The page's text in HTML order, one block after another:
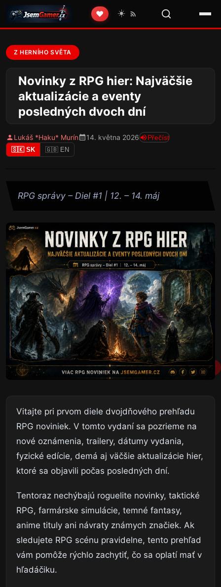
❤️ ☀️
Z HERNÍHO SVĚTA
Novinky z RPG hier: Najväčšie
aktualizácie a eventy
posledných dvoch dní
Lukáš *Haku* Murín 14. května 2026 Přečíst
🇸🇰 SK 🇬🇧 EN
RPG správy – Diel #1 | 12. – 14. máj
Vitajte pri prvom diele dvojdňového prehľadu
RPG noviniek. V tomto vydaní sa pozrieme na
nové oznámenia, trailery, dátumy vydania,
fyzické edície, demá aj väčšie aktualizácie hier,
ktoré sa objavili počas posledných dní.
Tentoraz nechýbajú roguelite novinky, taktické
RPG, farmárske simulácie, temné fantasy,
anime tituly ani návraty známych značiek. Ak
sledujete RPG scénu pravidelne, tento prehľad
vám pomôže rýchlo zachytiť, čo sa oplatí mať v
hľadáčiku.